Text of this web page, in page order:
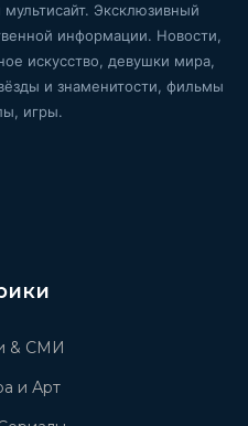
Эксклюзивный
информации. Новости,
искусство, девушки мира,
и знаменитости, фильмы
игры.
& СМИ
и Арт